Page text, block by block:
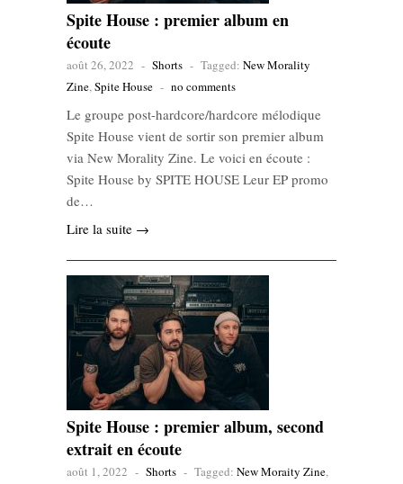
Spite House : premier album en
écoute
août 26, 2022 - Shorts - Tagged: New Morality
Zine,Spite House - no comments
Le groupe post-hardcore/hardcore mélodique
Spite House vient de sortir son premier album
via New Morality Zine. Le voici en écoute :
Spite House by SPITE HOUSE Leur EP promo
de…
Lire la suite →
Spite House : premier album, second
extrait en écoute
août 1, 2022 - Shorts - Tagged: New Moraity Zine,